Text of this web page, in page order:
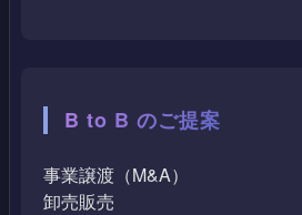
B to B のご提案
事業譲渡（M&A）
卸売販売